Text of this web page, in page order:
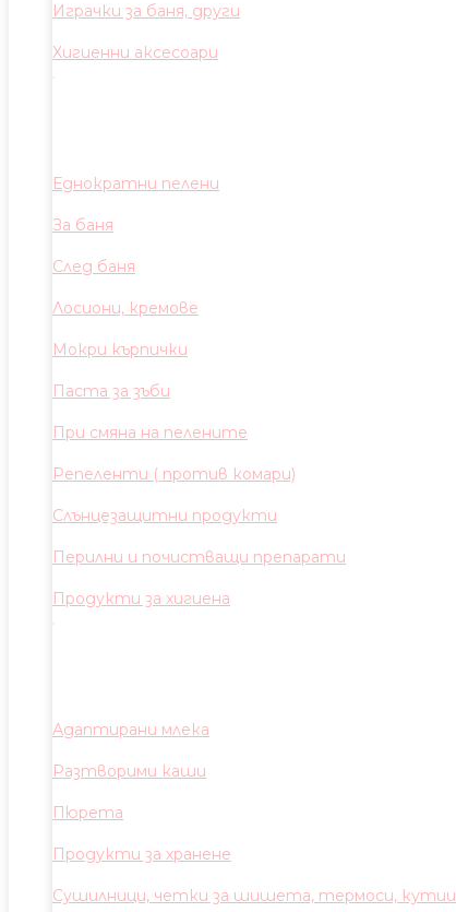
Играчки за баня, други
Хигиенни аксесоари
Еднократни пелени
За баня
След баня
Лосиони, кремове
Мокри кърпички
Паста за зъби
При смяна на пелените
Репеленти ( против комари)
Слънцезащитни продукти
Перилни и почистващи препарати
Продукти за хигиена
Адаптирани млека
Разтворими каши
Пюрета
Продукти за хранене
Сушилници, четки за шишета, термоси, кутии